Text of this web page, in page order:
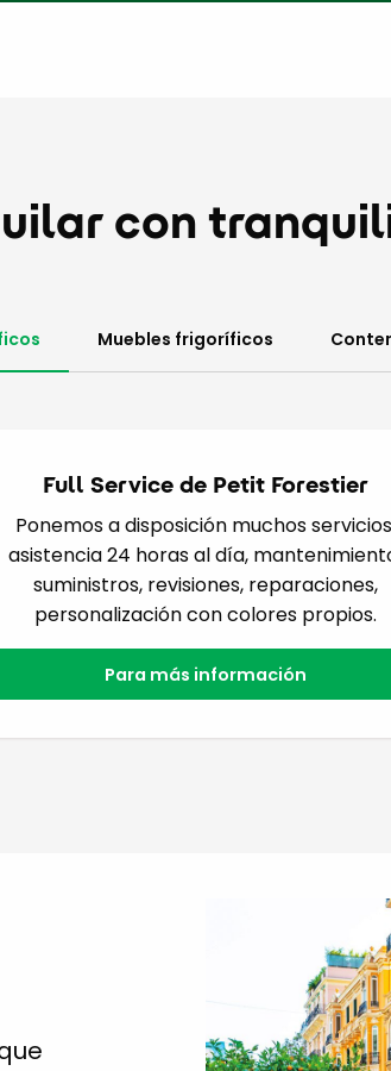
con
Muebles frigoríficos
Full Service de Petit Forestier
Ponemos a disposición muchos
asistencia 24 horas al día,
suministros, revisiones, reparaciones,
personalización con colores propios.
Para más información